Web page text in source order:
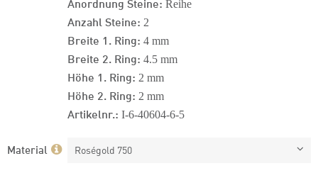
Reihe
Anzahl Steine: 2
Breite 1. Ring: 4 mm
Breite 2. Ring: 4.5 mm
Höhe 1. Ring: 2 mm
Höhe 2. Ring: 2 mm
Artikelnr.: I-6-40604-6-5
Material Roségold 750